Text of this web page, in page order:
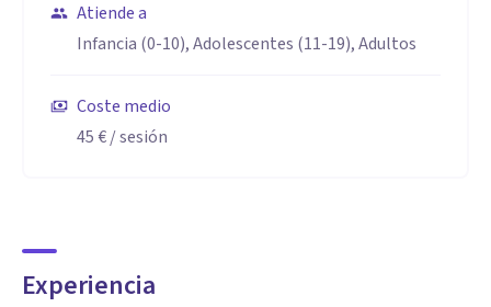
Atiende a
Infancia (0-10), Adolescentes (11-19), Adultos
Coste medio
45 €/ sesión
Experiencia